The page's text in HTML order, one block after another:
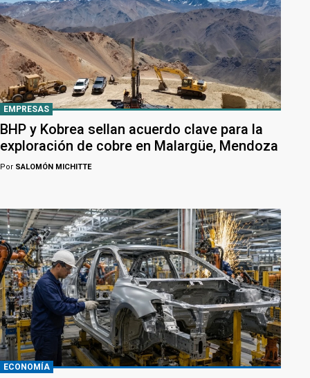
EMPRESAS
BHP y Kobrea sellan acuerdo clave para la
exploración de cobre en Malargüe, Mendoza
Por SALOMÓN MICHITTE
ECONOMÍA